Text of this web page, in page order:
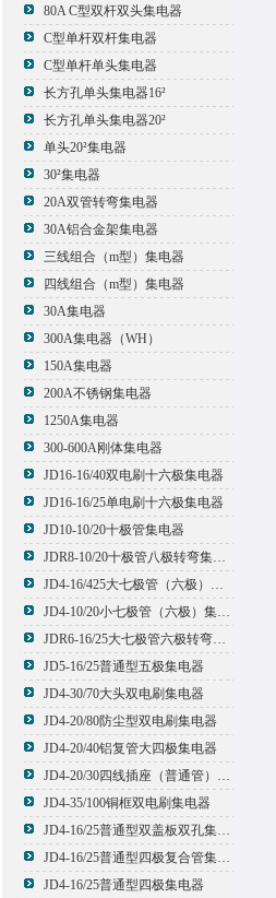
80A C型双杆双头集电器
C型单杆双杆集电器
C型单杆单头集电器
长方孔单头集电器16²
长方孔单头集电器20²
单头20²集电器
30²集电器
20A双管转弯集电器
30A铝合金架集电器
三线组合（m型）集电器
四线组合（m型）集电器
30A集电器
300A集电器（WH）
150A集电器
200A不锈钢集电器
1250A集电器
300-600A刚体集电器
JD16-16/40双电刷十六极集电器
JD16-16/25单电刷十六极集电器
JD10-10/20十极管集电器
JDR8-10/20十极管八极转弯集电器
JD4-16/425大七极管（六极）集电器
JD4-10/20小七极管（六极）集电器
JDR6-16/25大七极管六极转弯集电器
JD5-16/25普通型五极集电器
JD4-30/70大头双电刷集电器
JD4-20/80防尘型双电刷集电器
JD4-20/40铝复管大四极集电器
JD4-20/30四线插座（普通管）集电器
JD4-35/100铜框双电刷集电器
JD4-16/25普通型双盖板双孔集电器
JD4-16/25普通型四极复合管集电器
JD4-16/25普通型四极集电器